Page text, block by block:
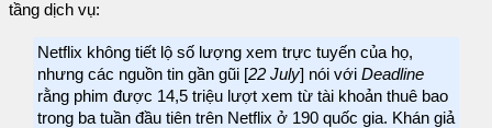
tầng dịch vụ:
Netflix không tiết lộ số lượng xem trực tuyến của họ,
nhưng các nguồn tin gần gũi [22 July] nói với Deadline
rằng phim được 14,5 triệu lượt xem từ tài khoản thuê bao
trong ba tuần đầu tiên trên Netflix ở 190 quốc gia. Khán giả